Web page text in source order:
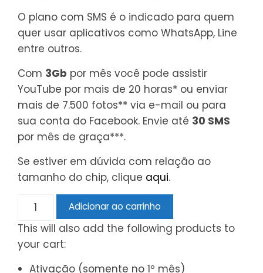
O plano com SMS é o indicado para quem
quer usar aplicativos como WhatsApp, Line
entre outros.
Com 3Gb por mês você pode assistir
YouTube por mais de 20 horas* ou enviar
mais de 7.500 fotos** via e-mail ou para
sua conta do Facebook. Envie até 30 SMS
por mês de graça***.
Se estiver em dúvida com relação ao
tamanho do chip, clique aqui.
Adicionar ao carrinho
This will also add the following products to
your cart:
Ativação (somente no 1º mês)